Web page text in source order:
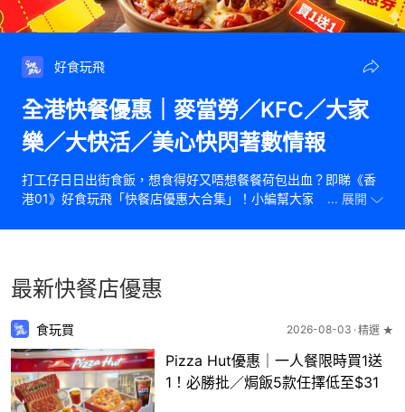
好食玩飛
全港快餐優惠｜麥當勞／KFC／大家
樂／大快活／美心快閃著數情報
打工仔日日出街食飯，想食得好又唔想餐餐荷包出血？即睇《香
港01》好食玩飛「快餐店優惠大合集」！小編幫大家搜羅全港各
... 展開
最新快餐店優惠
食玩買 2026-08-03 精選 ★
Pizza Hut優惠｜一人餐限時買1送
1！必勝批／焗飯5款任擇低至$31